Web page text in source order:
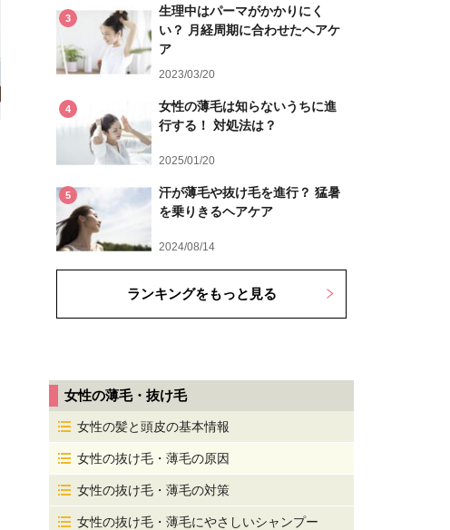
3
生理中はパーマがかかりにく
い？ 月経周期に合わせたヘアケ
ア
2023/03/20
4
女性の薄毛は知らないうちに進
行する！ 対処法は？
2025/01/20
5
汗が薄毛や抜け毛を進行？ 猛暑
を乗りきるヘアケア
2024/08/14
ランキングをもっと見る
女性の薄毛・抜け毛
女性の髪と頭皮の基本情報
女性の抜け毛・薄毛の原因
女性の抜け毛・薄毛の対策
女性の抜け毛・薄毛にやさしいシャンプー